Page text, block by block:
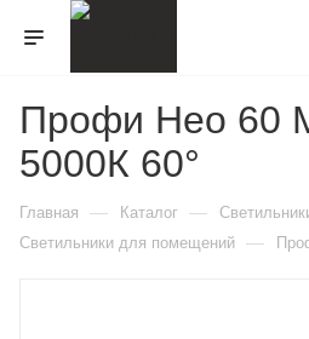
Профи Нео 60
5000К 60°
Главная — Каталог —
Светильники для помещений —